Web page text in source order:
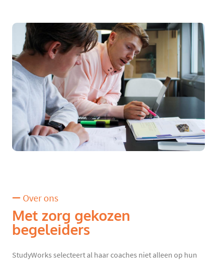
Over ons
Met zorg gekozen
begeleiders
StudyWorks selecteert al haar coaches niet alleen op hun